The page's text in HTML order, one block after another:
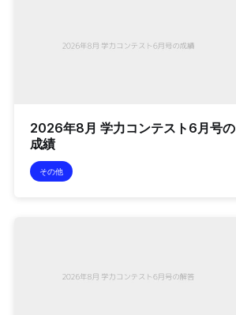
2026年8月 学力コンテスト6月号の
成績
その他